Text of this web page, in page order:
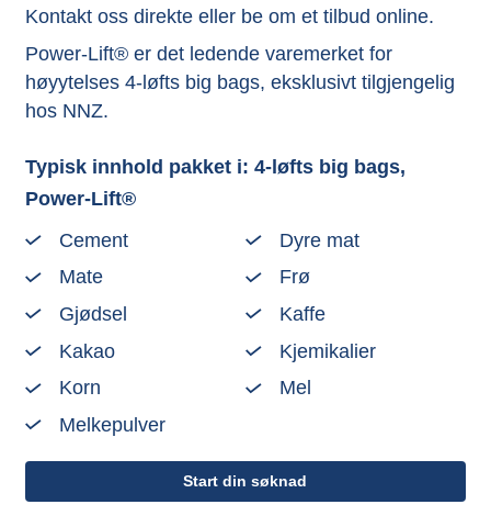
Kontakt oss direkte eller be om et tilbud online.
Power-Lift® er det ledende varemerket for
høyytelses 4-løfts big bags, eksklusivt tilgjengelig
hos NNZ.
Typisk innhold pakket i: 4-løfts big bags,
Power-Lift®
Cement
Dyre mat
Mate
Frø
Gjødsel
Kaffe
Kakao
Kjemikalier
Korn
Mel
Melkepulver
Start din søknad